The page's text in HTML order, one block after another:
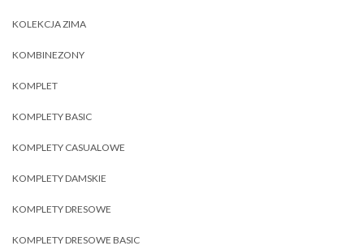
KOLEKCJA ZIMA
KOMBINEZONY
KOMPLET
KOMPLETY BASIC
KOMPLETY CASUALOWE
KOMPLETY DAMSKIE
KOMPLETY DRESOWE
KOMPLETY DRESOWE BASIC